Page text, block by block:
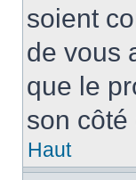
soient
de vous
que le
son côté
Haut